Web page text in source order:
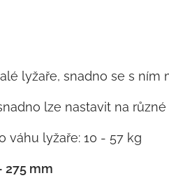
lyžaře, snadno se s
lze nastavit na
váhu lyžaře: 10 - 57 kg
275 mm